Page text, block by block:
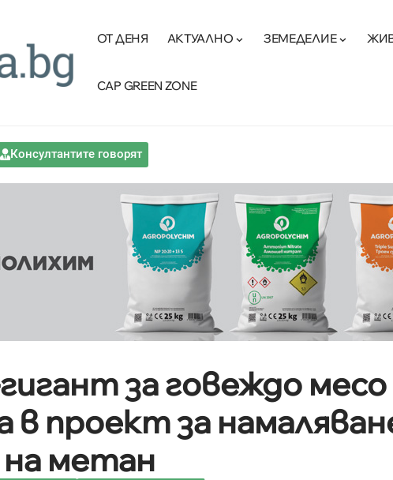
ОТ ДЕНЯ АКТУАЛНО ЗЕМЕДЕЛИЕ
CAP GREEN ZONE
Консултантите говорят
за говеждо
в проект за
метан